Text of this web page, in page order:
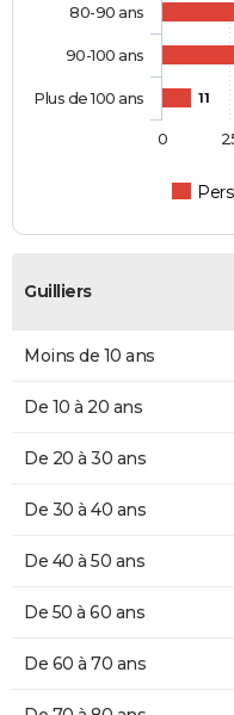
11
80-90 ans
90-100 ans
Plus de 100 ans
0
Guilliers
Moins de 10 ans
De 10 à 20 ans
De 20 à 30 ans
De 30 à 40 ans
De 40 à 50 ans
De 50 à 60 ans
De 60 à 70 ans